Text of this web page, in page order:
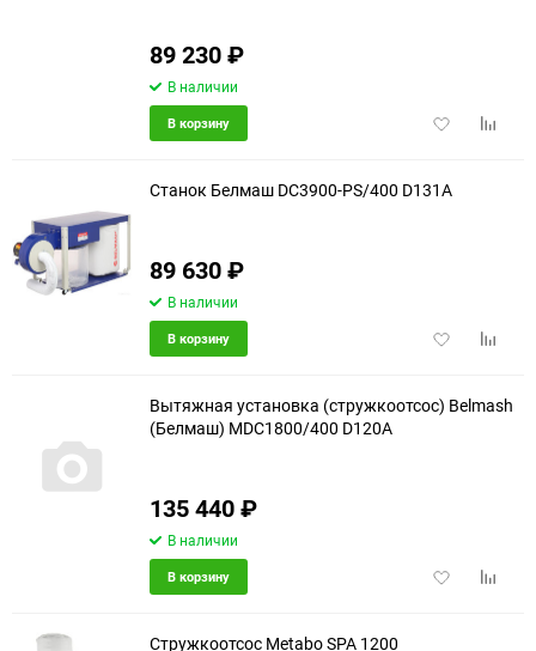
89 230₽
В наличии
Добавить
В корзину
еще 9 фото
Станок Белмаш DC3900-PS/400 D131A
89 630₽
В наличии
Добавить
В корзину
Вытяжная установка (стружкоотсос) Belmash
(Белмаш) MDC1800/400 D120A
135 440₽
В наличии
Добавить
В корзину
Стружкоотсос Metabo SPA 1200